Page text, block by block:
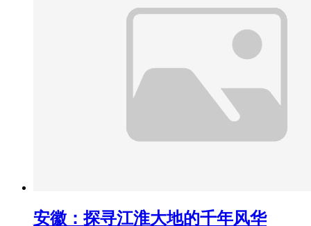
安徽：探寻江淮大地的千年风华